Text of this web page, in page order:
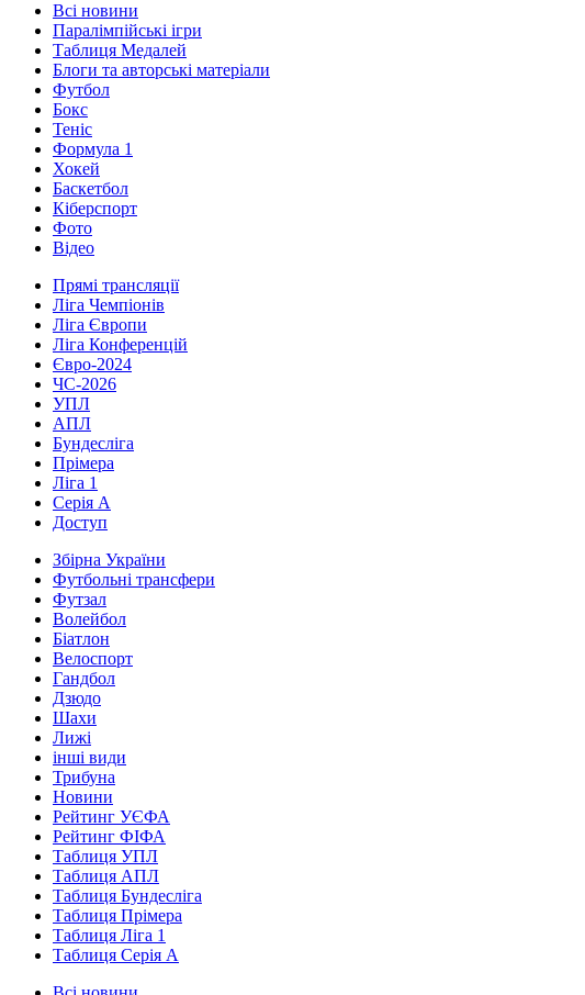
Всі новини
Паралімпійські ігри
Таблиця Медалей
Блоги та авторські матеріали
Футбол
Бокс
Теніс
Формула 1
Хокей
Баскетбол
Кіберспорт
Фото
Відео
Прямі трансляції
Ліга Чемпіонів
Ліга Європи
Ліга Конференцій
Євро-2024
ЧС-2026
УПЛ
АПЛ
Бундесліга
Прімера
Ліга 1
Серія А
Доступ
Збірна України
Футбольні трансфери
Футзал
Волейбол
Біатлон
Велоспорт
Гандбол
Дзюдо
Шахи
Лижі
інші види
Трибуна
Новини
Рейтинг УЄФА
Рейтинг ФІФА
Таблиця УПЛ
Таблиця АПЛ
Таблиця Бундесліга
Таблиця Прімера
Таблиця Ліга 1
Таблиця Серія А